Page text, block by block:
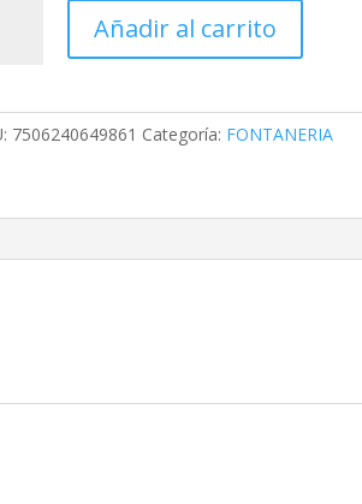
Añadir al carrito
7506240649861 Categoría: FONTANERIA